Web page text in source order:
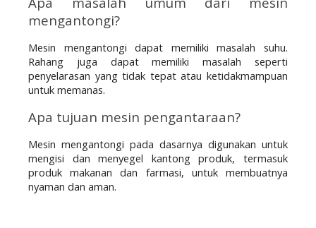
mengantongi?
Mesin mengantongi dapat memiliki masalah suhu.
Rahang juga dapat memiliki masalah seperti
penyelarasan yang tidak tepat atau ketidakmampuan
untuk memanas.
Apa tujuan mesin pengantaraan?
Mesin mengantongi pada dasarnya digunakan untuk
mengisi dan menyegel kantong produk, termasuk
produk makanan dan farmasi, untuk membuatnya
nyaman dan aman.